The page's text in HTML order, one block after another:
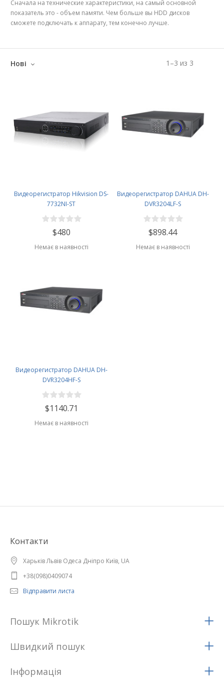
Сначала на технические характеристики, на самый основной
показатель это - объем памяти. Чем больше вы HDD дисков
сможете подключать к аппарату, тем конечно лучше.
1 –3 из 3
Нові
Видеорегистратор Hikvision DS-
7732NI-ST
$480
Немає в наявності
Видеорегистратор DAHUA DH-
DVR3204LF-S
$898.44
Немає в наявності
Видеорегистратор DAHUA DH-
DVR3204HF-S
$1140.71
Немає в наявності
Контакти
Харьків Львів Одеса Дніпро Київ, UA
+38(098)0409074
Відправити листа
Пошук Mikrotik
Швидкий пошук
Iнформацiя